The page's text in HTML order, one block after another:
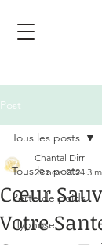
Post
Tous les posts
Perte de poids
Hypnose
Tous les posts
Cœur
Votre
Chantal Dirr
29 nov. 2024 3